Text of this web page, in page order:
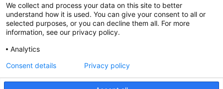
@CGTCatalunya
cgtcatalunya
cgtcatalunya
We collect and process your data on this site to better
understand how it is used. You can give your consent to all or
selected purposes, or you can decline them all. For more
information, see our privacy policy.
Analytics
Consent details Privacy policy